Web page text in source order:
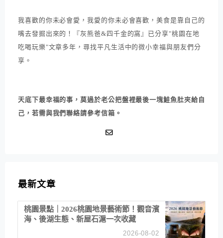
我喜歡的你未必會愛，我愛的你未必會喜歡，美食是靠自己的
嘴去發掘出來的！『灰熊爸&四千金的窩』已分享"桃園在地
吃喝玩樂"文章多年，尋找平凡生活中的微小幸福與朋友們分
享。
天底下最幸福的事，莫過於老公把盤裡最後一塊鮭魚肚夾給自
己，若需與我們聯絡請參考信箱。
最新文章
桃園景點｜2026桃園地景藝術節！觀音濱
海、後湖生態、新屋石滬一次收藏
2026-08-02